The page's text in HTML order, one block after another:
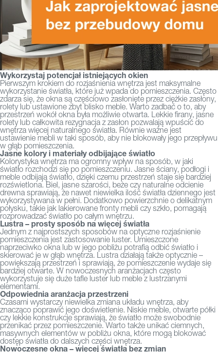
Wykorzystaj potencjał istniejących okien
Pierwszym krokiem do rozjaśnienia wnętrza jest maksymalne
wykorzystanie światła, które już wpada do pomieszczenia. Często
zdarza się, że okna są częściowo zasłonięte przez ciężkie zasłony,
rolety lub ustawione zbyt blisko meble. Warto zadbać o to, aby
przestrzeń wokół okna była możliwie otwarta. Lekkie firany, jasne
rolety lub całkowita rezygnacja z zasłon pozwalają wpuścić do
wnętrza więcej naturalnego światła. Równie ważne jest
ustawienie mebli w taki sposób, aby nie blokowały jego przepływu
w głąb pomieszczenia.
Jasne kolory i materiały odbijające światło
Kolorystyka wnętrza ma ogromny wpływ na sposób, w jaki
światło rozchodzi się po pomieszczeniu. Jasne ściany, podłogi i
meble odbijają światło, dzięki czemu przestrzeń staje się bardziej
rozświetlona. Biel, jasne szarości, beże czy naturalne odcienie
drewna sprawiają, że nawet niewielka ilość światła dziennego jest
wykorzystywana w pełni. Dodatkowo powierzchnie o delikatnym
połysku, takie jak lakierowane fronty mebli czy szkło, pomagają
rozprowadzać światło po całym wnętrzu.
Lustra – prosty sposób na więcej światła
Jednym z najprostszych sposobów na optyczne rozjaśnienie
pomieszczenia jest zastosowanie luster. Umieszczone
naprzeciwko okna lub w jego pobliżu potrafią odbić światło i
skierować je w głąb wnętrza. Lustra działają także optycznie –
powiększają przestrzeń i sprawiają, że pomieszczenie wydaje się
bardziej otwarte. W nowoczesnych aranżacjach często
wykorzystuje się duże tafle luster lub meble z lustrzanymi
elementami.
Odpowiednia aranżacja przestrzeni
Czasami wystarczy niewielka zmiana układu wnętrza, aby
znacząco poprawić jego doświetlenie. Niskie meble, otwarte półki
czy lekkie konstrukcje sprawiają, że światło może swobodnie
przenikać przez pomieszczenie. Warto także unikać ciemnych,
masywnych elementów w pobliżu okna, które mogą blokować
dostęp światła do dalszych części wnętrza.
Nowoczesne okna – więcej światła bez zmian